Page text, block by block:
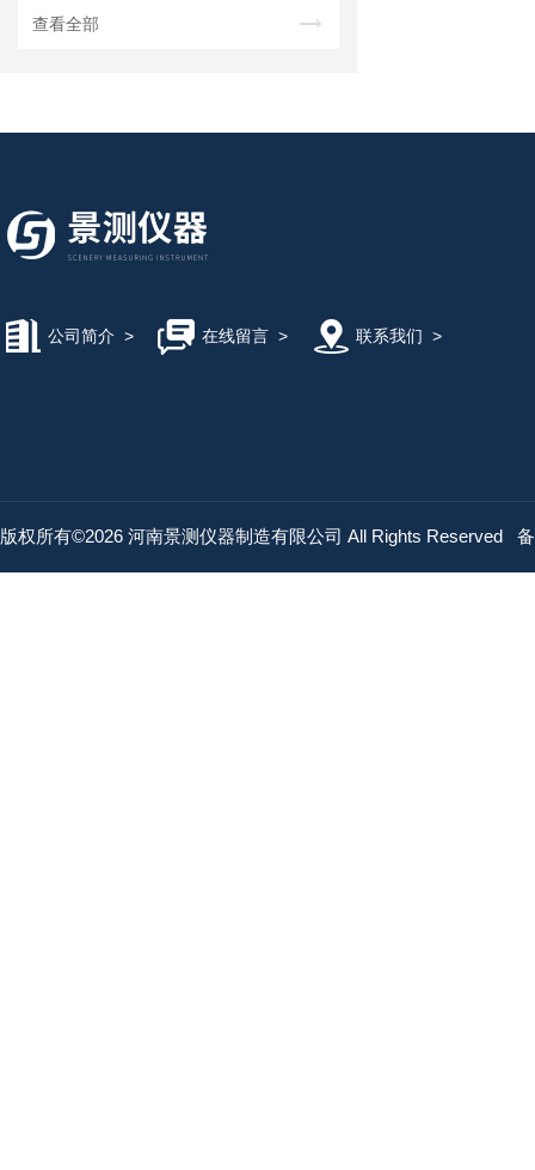
查看全部
公司简介 > 在线留言> 联系我们 >
版权所有©2026 河南景测仪器制造有限公司 All Rights Reserved